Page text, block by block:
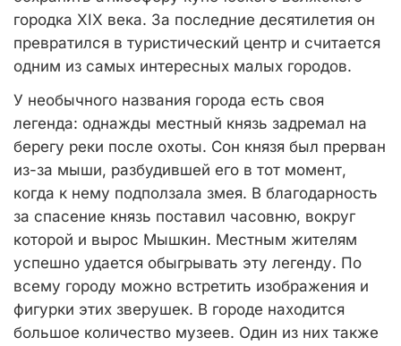
городка XIX века. За последние десятилетия он
превратился в туристический центр и считается
одним из самых интересных малых городов.
У необычного названия города есть своя
легенда: однажды местный князь задремал на
берегу реки после охоты. Сон князя был прерван
из-за мыши, разбудившей его в тот момент,
когда к нему подползала змея. В благодарность
за спасение князь поставил часовню, вокруг
которой и вырос Мышкин. Местным жителям
успешно удается обыгрывать эту легенду. По
всему городу можно встретить изображения и
фигурки этих зверушек. В городе находится
большое количество музеев. Один из них также